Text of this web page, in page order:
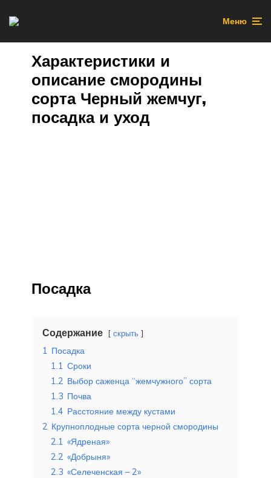
Меню
Характеристики и
описание смородины
сорта Черный жемчуг,
посадка и уход
Посадка
Содержание скрыть
1 Посадка
1.1 Сроки
1.2 Выбор саженца “жемчужного” сорта
1.3 Почва
1.4 Расстояние между кустами
2 Крупноплодные сорта черной смородины
2.1 «Ядреная»
2.2 «Добрыня»
2.3 «Селеченская – 2»